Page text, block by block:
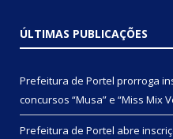
ÚLTIMAS PUBLICAÇÕES
Prefeitura de Portel prorroga
concursos “Musa” e “Miss Mix
Prefeitura de Portel abre